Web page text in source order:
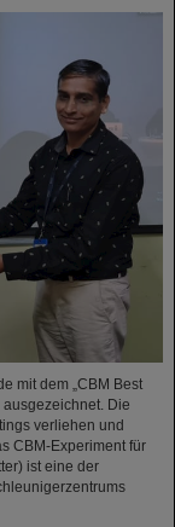
mit dem „CBM Best
Die
verliehen und
CBM-Experiment für
ist eine der